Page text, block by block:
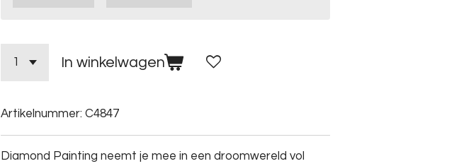
In winkelwagen
Artikelnummer: C4847
Diamond Painting neemt je mee in een droomwereld vol